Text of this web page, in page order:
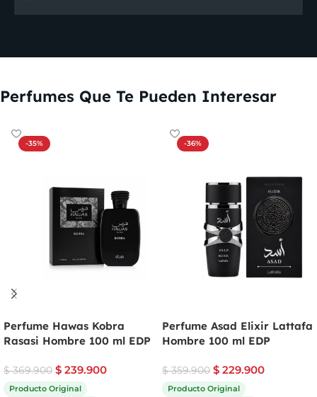
Perfumes Que Te Pueden Interesar
-35%
Perfume Hawas Kobra
Rasasi Hombre 100 ml EDP
$369.900 $ 239.900
Producto Original
-36%
Perfume Asad Elixir Lattafa
Hombre 100 ml EDP
$359.900 $ 229.900
Producto Original